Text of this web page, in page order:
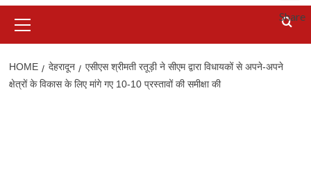
Menu
HOME देहरादून
एसीएस श्रीमती रतूड़ी ने सीएम द्वारा विधायकों से अपने-अपने
क्षेत्रों के विकास के लिए मांगे गए 10-10 प्रस्तावों की समीक्षा की
Print
Share